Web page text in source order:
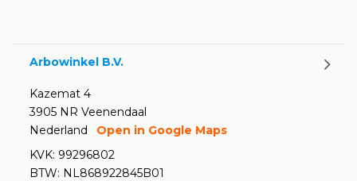
Arbowinkel B.V.
Kazemat 4
3905 NR Veenendaal
Nederland
Open in Google Maps
KVK: 99296802
BTW: NL868922845B01